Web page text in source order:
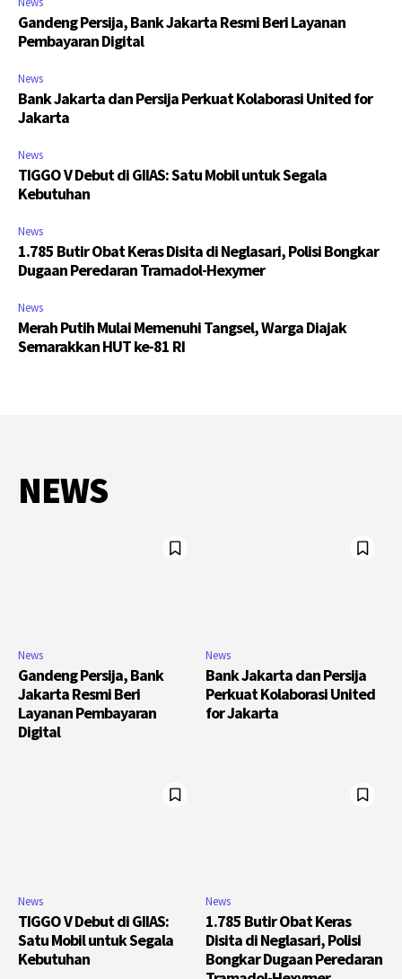
Gandeng Persija, Bank Jakarta Resmi Beri Layanan
Pembayaran Digital
News
Bank Jakarta dan Persija Perkuat Kolaborasi United for
Jakarta
News
TIGGO V Debut di GIIAS: Satu Mobil untuk Segala
Kebutuhan
News
1.785 Butir Obat Keras Disita di Neglasari, Polisi Bongkar
Dugaan Peredaran Tramadol-Hexymer
News
Merah Putih Mulai Memenuhi Tangsel, Warga Diajak
Semarakkan HUT ke-81 RI
NEWS
News
Gandeng Persija, Bank
Jakarta Resmi Beri
Layanan Pembayaran
Digital
News
Bank Jakarta dan Persija
Perkuat Kolaborasi United
for Jakarta
News
TIGGO V Debut di GIIAS:
Satu Mobil untuk Segala
Kebutuhan
News
1.785 Butir Obat Keras
Disita di Neglasari, Polisi
Bongkar Dugaan Peredaran